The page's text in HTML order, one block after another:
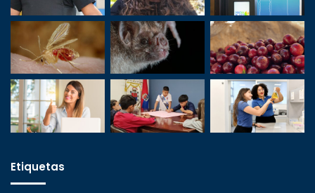
Etiquetas